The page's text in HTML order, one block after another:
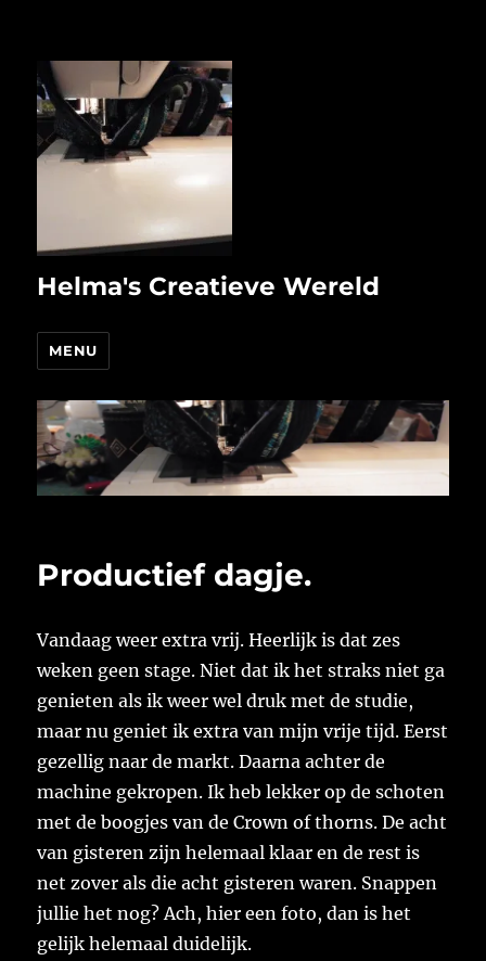
Helma's Creatieve Wereld
MENU
Productief dagje.
Vandaag weer extra vrij. Heerlijk is dat zes
weken geen stage. Niet dat ik het straks niet ga
genieten als ik weer wel druk met de studie,
maar nu geniet ik extra van mijn vrije tijd. Eerst
gezellig naar de markt. Daarna achter de
machine gekropen. Ik heb lekker op de schoten
met de boogjes van de Crown of thorns. De acht
van gisteren zijn helemaal klaar en de rest is
net zover als die acht gisteren waren. Snappen
jullie het nog? Ach, hier een foto, dan is het
gelijk helemaal duidelijk.